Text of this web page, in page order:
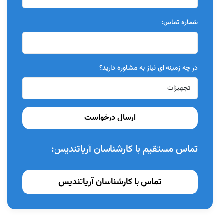
شماره تماس:
در چه زمینه ای نیاز به مشاوره دارید؟
ارسال درخواست
تماس مستقیم با کارشناسان آریاتندیس:
تماس با کارشناسان آریاتندیس